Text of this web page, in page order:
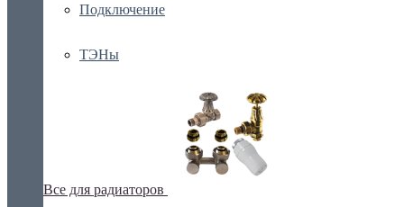
Подключение
ТЭНы
Все для радиаторов